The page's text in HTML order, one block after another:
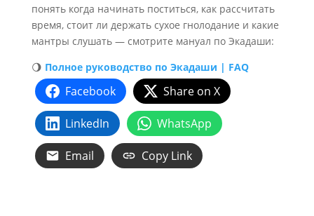
понять когда начинать поститься, как рассчитать
время, стоит ли держать сухое гнолодание и какие
мантры слушать — смотрите мануал по Экадаши:
🌖 Полное руководство по Экадаши | FAQ
Facebook Share on X
LinkedIn WhatsApp
Email Copy Link